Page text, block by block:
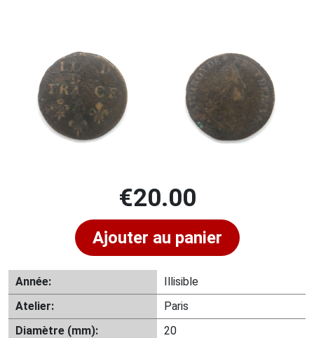
€20.00
Ajouter au panier
Année:
Illisible
Atelier:
Paris
Diamètre (mm):
20